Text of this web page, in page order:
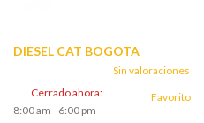
DIESEL CAT BOGOTA
Sin valoraciones
Favorito
Cerrado ahora:
8:00 am - 6:00 pm